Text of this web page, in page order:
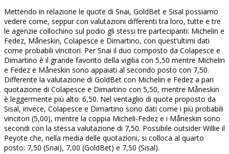
Mettendo in relazione le quote di Snai, GoldBet e Sisal possiamo
vedere come, seppur con valutazioni differenti tra loro, tutte e tre
le agenzie collochino sul podio gli stessi tre partecipanti: Michelin e
Fedez, Måneskin, Colapesce e Dimartino, con quest’ultimi dati
come probabili vincitori. Per Snai il duo composto da Colapesce e
Dimartino è il grande favorito della vigilia con 5,50 mentre Michelin
e Fedez e Måneskin sono appaiati al secondo posto con 7,50.
Differente la valutazione di GoldBet con Michelin e Fedez a pari
quotazione di Colapesce e Dimartino con 5,50, mentre Måneskin
è leggermente più alto: 6,50. Nel ventaglio di quote proposto da
Sisal, invece, Colapesce e Dimartino sono dati come i più probabili
vincitori (5,00), mentre la coppia Micheli-Fedez e i Måneskin sono
secondi con la stessa valutazione di 7,50. Possibile outsider Willie il
Peyote che, nella media delle quotazioni, si colloca al quarto
posto: 7,50 (Snai), 7,00 (GoldBet) e 7,50 (Sisal).